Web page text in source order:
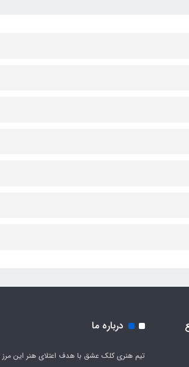
درباره ما
تیم هنری کلک عشق با هدف اعتلای هنر این مرز